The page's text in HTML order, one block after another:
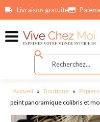
principalLivraison gratuite
Accueil » Boutique »
peint panoramique colibris et